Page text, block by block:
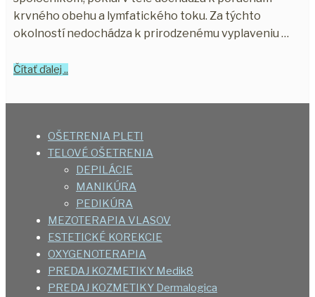
krvného obehu a lymfatického toku. Za týchto
okolností nedochádza k prirodzenému vyplaveniu …
Čítať ďalej ..
OŠETRENIA PLETI
TELOVÉ OŠETRENIA
DEPILÁCIE
MANIKÚRA
PEDIKÚRA
MEZOTERAPIA VLASOV
ESTETICKÉ KOREKCIE
OXYGENOTERAPIA
PREDAJ KOZMETIKY Medik8
PREDAJ KOZMETIKY Dermalogica